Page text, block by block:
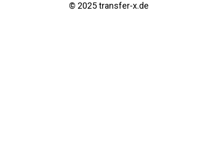
© 2025 transfer-x.de